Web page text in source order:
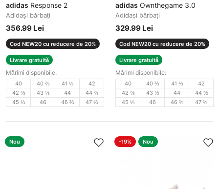
adidas Response 2
Adidași bărbați
356.99 Lei
Cod NEW20 cu reducere de 20%
Livrare gratuită
Mărimi disponibile:
40 40 ⅔ 41 ⅓
42
42 ⅔
43 ⅓ 44
44 ⅔
45 ⅓
46 46 ⅔ 47 ⅓
adidas Ownthegame 3.0
Adidași bărbați
329.99 Lei
Cod NEW20 cu reducere de 20%
Livrare gratuită
Mărimi disponibile:
40 40 ⅔ 41 ⅓
42
42 ⅔
43 ⅓ 44
44 ⅔
45 ⅓
46 46 ⅔ 47 ⅓
Nou -19% Nou